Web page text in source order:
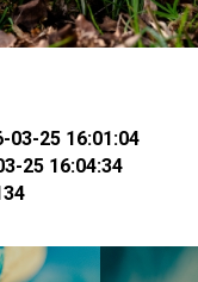
03-25 16:01:04
25 16:04:34